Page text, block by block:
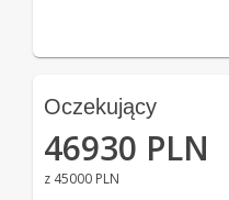
Oczekujący
46930 PLN
z 45000 PLN